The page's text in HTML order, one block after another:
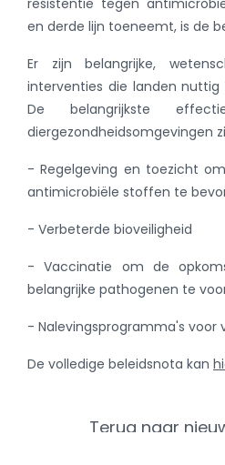
en derde lijn toeneemt, is de
Er zijn belangrijke,
interventies die landen
De belangrijkste
diergezondheidsomgevingen
- Regelgeving en toezicht
antimicrobiële stoffen te
- Verbeterde bioveiligheid
- Vaccinatie om de
belangrijke pathogenen te
- Nalevingsprogramma's voor
De volledige beleidsnota kan
Terug naar